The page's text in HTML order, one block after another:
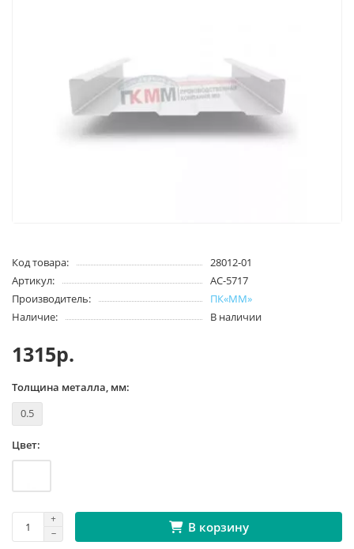
Код товара:
28012-01
Артикул:
АС-5717
Производитель:
ПК«ММ»
Наличие:
В наличии
1315р.
Толщина металла, мм:
0.5
Цвет:
В корзину